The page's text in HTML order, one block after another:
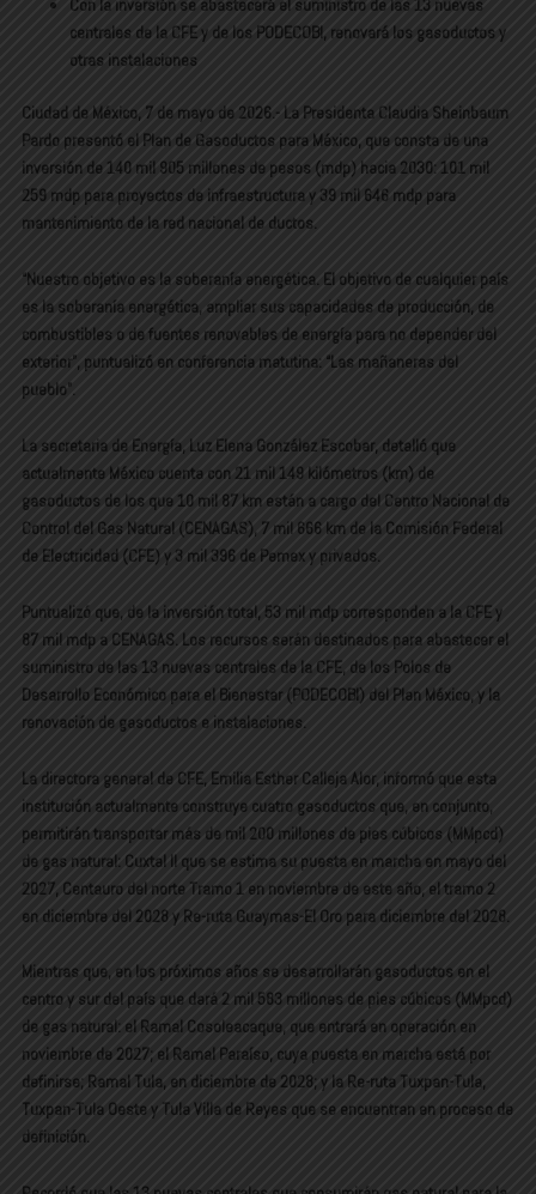
Con la inversión se abastecerá el suministro de las 13 nuevas
centrales de la CFE y de los PODECOBI, renovará los gasoductos y
otras instalaciones
Ciudad de México, 7 de mayo de 2026.- La Presidenta Claudia Sheinbaum
Pardo presentó el Plan de Gasoductos para México, que consta de una
inversión de 140 mil 905 millones de pesos (mdp) hacia 2030: 101 mil
259 mdp para proyectos de infraestructura y 39 mil 646 mdp para
mantenimiento de la red nacional de ductos.
“Nuestro objetivo es la soberanía energética. El objetivo de cualquier país
es la soberanía energética, ampliar sus capacidades de producción, de
combustibles o de fuentes renovables de energía para no depender del
exterior”, puntualizó en conferencia matutina: “Las mañaneras del
pueblo”.
La secretaria de Energía, Luz Elena González Escobar, detalló que
actualmente México cuenta con 21 mil 149 kilómetros (km) de
gasoductos de los que 10 mil 87 km están a cargo del Centro Nacional de
Control del Gas Natural (CENAGAS), 7 mil 666 km de la Comisión Federal
de Electricidad (CFE) y 3 mil 396 de Pemex y privados.
Puntualizó que, de la inversión total, 53 mil mdp corresponden a la CFE y
87 mil mdp a CENAGAS. Los recursos serán destinados para abastecer el
suministro de las 13 nuevas centrales de la CFE, de los Polos de
Desarrollo Económico para el Bienestar (PODECOBI) del Plan México, y la
renovación de gasoductos e instalaciones.
La directora general de CFE, Emilia Esther Calleja Alor, informó que esta
institución actualmente construye cuatro gasoductos que, en conjunto,
permitirán transportar más de mil 200 millones de pies cúbicos (MMpcd)
de gas natural: Cuxtal II que se estima su puesta en marcha en mayo del
2027, Centauro del norte Tramo 1 en noviembre de este año, el tramo 2
en diciembre del 2028 y Re-ruta Guaymas-El Oro para diciembre del 2028.
Mientras que, en los próximos años se desarrollarán gasoductos en el
centro y sur del país que dará 2 mil 583 millones de pies cúbicos (MMpcd)
de gas natural: el Ramal Cosoleacaque, que entrará en operación en
noviembre de 2027; el Ramal Paraíso, cuya puesta en marcha está por
definirse; Ramal Tula, en diciembre de 2028; y la Re-ruta Tuxpan-Tula,
Tuxpan-Tula Oeste y Tula Villa de Reyes que se encuentran en proceso de
definición.